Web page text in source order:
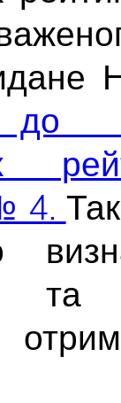
до
4.
та